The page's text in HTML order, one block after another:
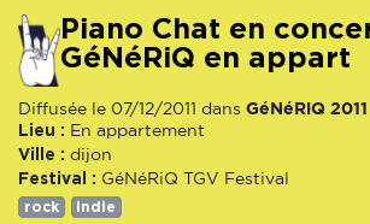
Piano Chat en concert pour
GéNéRiQ en appart
Diffusée le 07/12/2011 dans GéNéRiQ 2011
Lieu : En appartement
Ville : dijon
Festival : GéNéRiQ TGV Festival
rock indie